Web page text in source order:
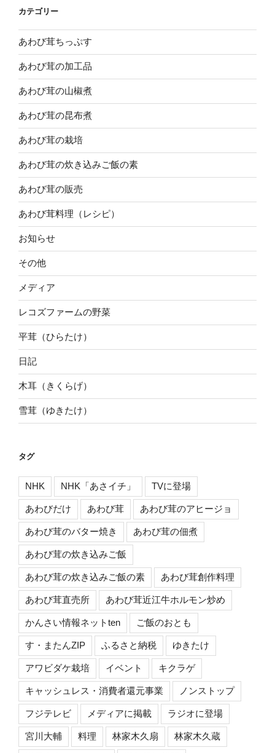
カテゴリー
あわび茸ちっぷす
あわび茸の加工品
あわび茸の山椒煮
あわび茸の昆布煮
あわび茸の栽培
あわび茸の炊き込みご飯の素
あわび茸の販売
あわび茸料理（レシピ）
お知らせ
その他
メディア
レコズファームの野菜
平茸（ひらたけ）
日記
木耳（きくらげ）
雪茸（ゆきたけ）
タグ
NHK NHK「あさイチ」 TVに登場
あわびだけ あわび茸 あわび茸のアヒージョ
あわび茸のバター焼き あわび茸の佃煮
あわび茸の炊き込みご飯
あわび茸の炊き込みご飯の素 あわび茸創作料理
あわび茸直売所 あわび茸近江牛ホルモン炒め
かんさい情報ネットten ご飯のおとも
す・またんZIP ふるさと納税 ゆきたけ
アワビダケ栽培 イベント キクラゲ
キャッシュレス・消費者還元事業 ノンストップ
フジテレビ メディアに掲載 ラジオに登場
宮川大輔 料理 林家木久扇 林家木久蔵